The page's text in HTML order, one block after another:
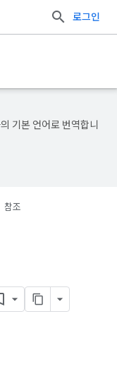
로그인
기본 언어로 번역합니
참조